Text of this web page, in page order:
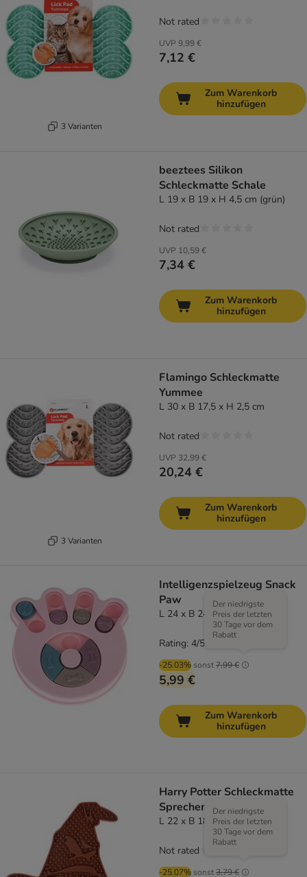
3 Varianten
UVP 9,99 €
7,12 €
Not rated
Zum Warenkorb
hinzufügen
beeztees Silikon
Schleckmatte Schale
L 19 x B 19 x H 4,5 cm (grün)
UVP 10,59 €
7,34 €
Not rated
Zum Warenkorb
hinzufügen
3 Varianten
Flamingo Schleckmatte
Yummee
L 30 x B 17,5 x H 2,5 cm
UVP 32,99 €
20,24 €
Not rated
Zum Warenkorb
hinzufügen
Intelligenzspielzeug Snack
Paw
L 24 x B 24 x H 3,2 cm
-25.03% sonst7,99 €
Der niedrigste
Preis der letzten
30 Tage vor dem
Rabatt
5,99 €
Rating: 4/5
Zum Warenkorb
hinzufügen
Harry Potter Schleckmatte
Sprechender Hut
L 22 x B 18 x H 1 cm
-25.07% sonst3,79 €
Der niedrigste
Preis der letzten
30 Tage vor dem
Rabatt
Not rated